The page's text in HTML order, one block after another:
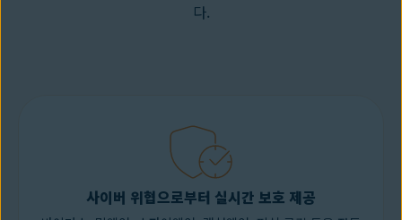
다.
사이버 위협으로부터 실시간 보호 제공